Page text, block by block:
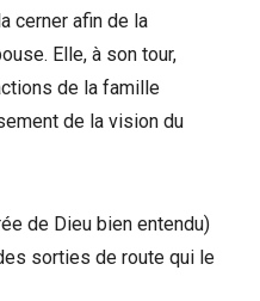
cerner afin de la
Elle, à son tour,
de la famille
de la vision du
de Dieu bien entendu)
sorties de route qui le